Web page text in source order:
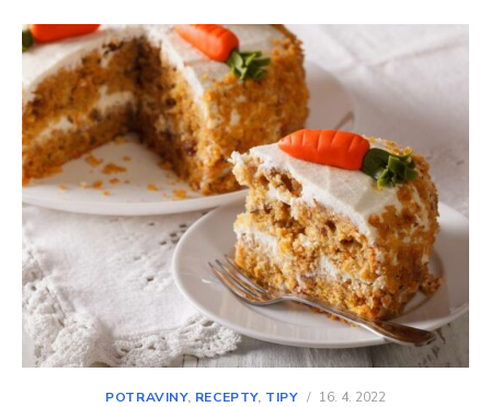
POTRAVINY, RECEPTY, TIPY / 16. 4. 2022